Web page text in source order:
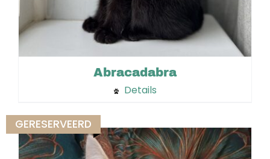
Abracadabra
Details
GERESERVEERD